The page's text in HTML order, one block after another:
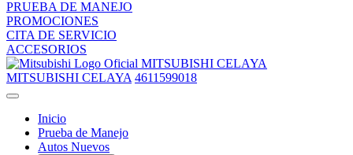
PRUEBA DE MANEJO
PROMOCIONES
CITA DE SERVICIO
ACCESORIOS
MITSUBISHI CELAYA
MITSUBISHI CELAYA 4611599018
Inicio
Prueba de Manejo
Autos Nuevos